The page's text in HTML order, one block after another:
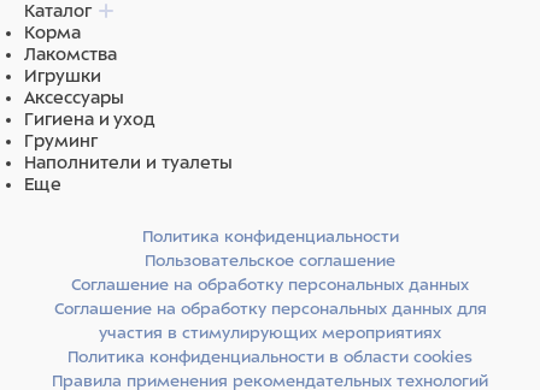
Каталог
Корма
Лакомства
Игрушки
Аксессуары
Гигиена и уход
Груминг
Наполнители и туалеты
Еще
Политика конфиденциальности
Пользовательское соглашение
Соглашение на обработку персональных данных
Соглашение на обработку персональных данных для
участия в стимулирующих мероприятиях
Политика конфиденциальности в области cookies
Правила применения рекомендательных технологий